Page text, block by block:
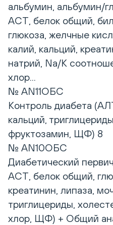
альбумин, альбумин/
АСТ, белок общий,
глюкоза, желчные
калий, кальций,
натрий, Na/K
хлор...
№ AN11ОБС
Контроль диабета
кальций,
фруктозамин, ЩФ) 8
№ AN10ОБС
Диабетический
АСТ, белок общий,
креатинин, липаза,
триглицериды,
хлор, ЩФ) + Общий